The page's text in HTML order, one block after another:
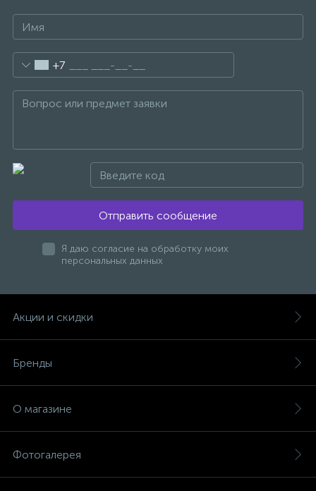
раковиной KRAFT-1000-RT
41 000 руб.
W-R
14 250 руб. /шт 42 800 руб. /шт
вопрос прямо сейчас!